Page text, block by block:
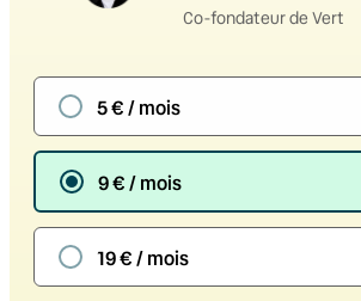
Co-fondateur de Vert
5 € / mois
9 € / mois
19 € / mois